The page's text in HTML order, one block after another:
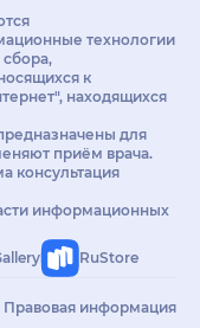
технологии
к
находящихся
для
приём врача.
консультация
информационных
RuStore
Правовая информация